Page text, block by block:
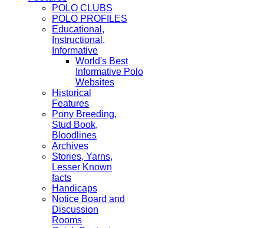
POLO CLUBS
POLO PROFILES
Educational,
Instructional,
Informative
World's Best
Informative Polo
Websites
Historical
Features
Pony Breeding,
Stud Book,
Bloodlines
Archives
Stories, Yarns,
Lesser Known
facts
Handicaps
Notice Board and
Discussion
Rooms